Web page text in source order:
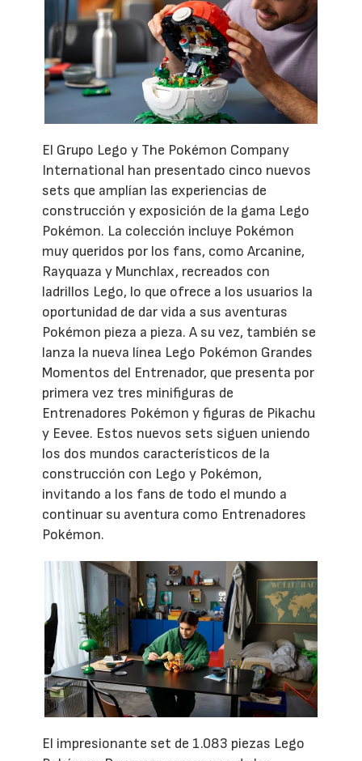
El Grupo Lego y The Pokémon Company
International han presentado cinco nuevos
sets que amplían las experiencias de
construcción y exposición de la gama Lego
Pokémon. La colección incluye Pokémon
muy queridos por los fans, como Arcanine,
Rayquaza y Munchlax, recreados con
ladrillos Lego, lo que ofrece a los usuarios la
oportunidad de dar vida a sus aventuras
Pokémon pieza a pieza. A su vez, también se
lanza la nueva línea Lego Pokémon Grandes
Momentos del Entrenador, que presenta por
primera vez tres minifiguras de
Entrenadores Pokémon y figuras de Pikachu
y Eevee. Estos nuevos sets siguen uniendo
los dos mundos característicos de la
construcción con Lego y Pokémon,
invitando a los fans de todo el mundo a
continuar su aventura como Entrenadores
Pokémon.
El impresionante set de 1.083 piezas Lego